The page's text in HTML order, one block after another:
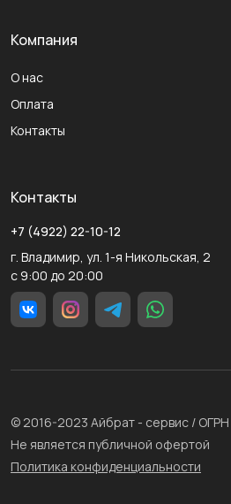
Компания
О нас
Оплата
Контакты
Контакты
+7 (4922) 22-10-12
г. Владимир, ул. 1-я Никольская, 2
с 9:00 до 20:00
© 2016-2023 Айбрат - сервис /
Не является публичной офертой
Политика конфиденциальности